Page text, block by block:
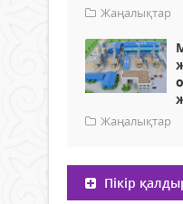
Жаңалықтар
Жаңалықтар
Пікір